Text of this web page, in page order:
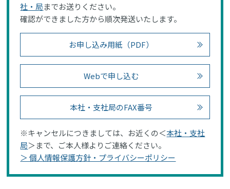
社・局までお送りください。
確認ができました方から順次発送いたします。
お申し込み用紙（PDF）
Webで申し込む
本社・支社局のFAX番号
※キャンセルにつきましては、お近くの＜本社・支社
局＞まで、ご本人様よりご連絡ください。
＞ 個人情報保護方針・プライバシーポリシー